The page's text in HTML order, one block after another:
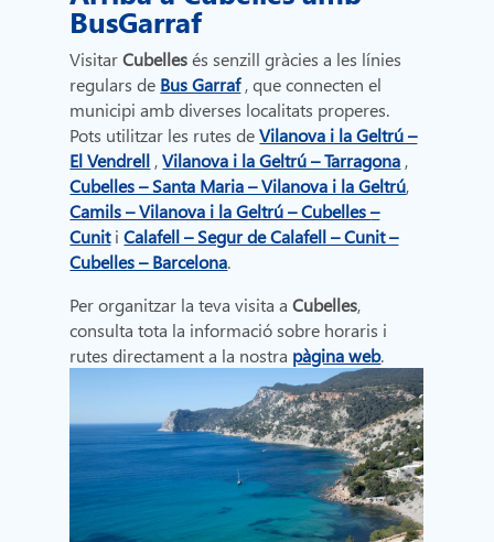
BusGarraf
VisitarCubellesés senzill gràcies a les línies
regulars de Bus Garraf, que connecten el
municipi amb diverses localitats properes.
Pots utilitzar les rutes deVilanova i la Geltrú –
El Vendrell ,Vilanova i la Geltrú – Tarragona ,
Cubelles – Santa Maria – Vilanova i la Geltrú,
Camils ​​– Vilanova i la Geltrú – Cubelles–
CunitiCalafell – Segur de Calafell – Cunit –
Cubelles – Barcelona.
Per organitzar la teva visita a Cubelles,
consulta tota la informació sobre horaris i
rutes directament a la nostra pàgina web.